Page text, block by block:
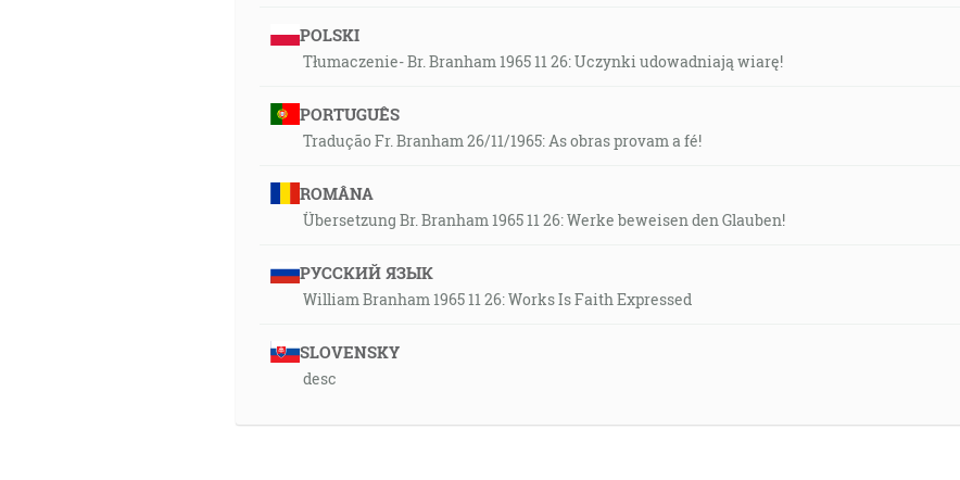
POLSKI
Tłumaczenie- Br. Branham 1965 11 26: Uczynki udowadniają wiarę!
PORTUGUÊS
Tradução Fr. Branham 26/11/1965: As obras provam a fé!
ROMÂNA
Übersetzung Br. Branham 1965 11 26: Werke beweisen den Glauben!
РУССКИЙ ЯЗЫК
William Branham 1965 11 26: Works Is Faith Expressed
SLOVENSKY
desc